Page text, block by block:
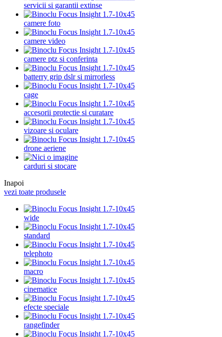
servicii si garantii extinse
camere foto
camere video
camere ptz si conferinta
batterry grip dslr si mirrorless
cage
accesorii protectie si curatare
vizoare si oculare
drone aeriene
carduri si stocare
Inapoi
vezi toate produsele
wide
standard
telephoto
macro
cinematice
efecte speciale
rangefinder